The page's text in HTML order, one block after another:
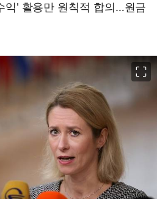
익' 활용만 원칙적 합의…원금